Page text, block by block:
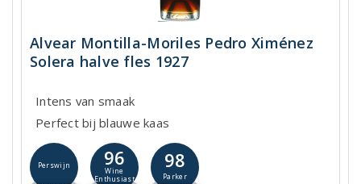
Alvear Montilla-Moriles Pedro Ximénez
Solera halve fles 1927
Intens van smaak
Perfect bij blauwe kaas
Perswijn 96
Wine
Enthusiast
98
Parker